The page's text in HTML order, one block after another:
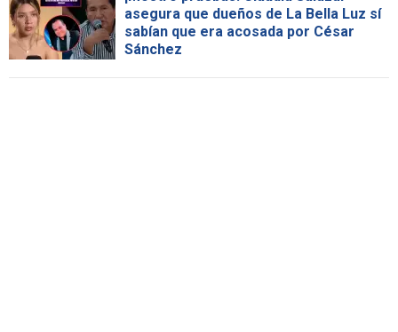
asegura que dueños de La Bella Luz sí
sabían que era acosada por César
Sánchez